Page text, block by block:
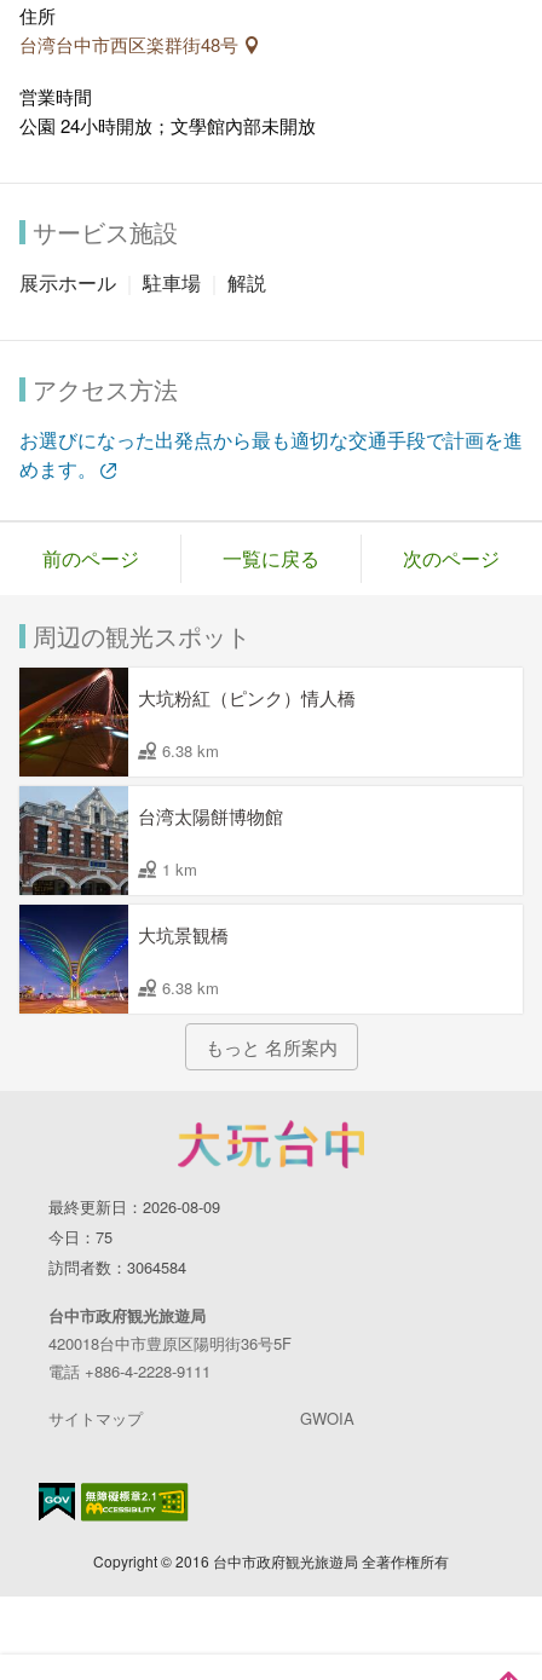
住所
台湾台中市西区楽群街48号
営業時間
公園 24小時開放；文學館內部未開放
サービス施設
展示ホール 駐車場 解説
アクセス方法
お選びになった出発点から最も適切な交通手段で計画を進
めます。
前のページ 一覧に戻る 次のページ
周辺の観光スポット
大坑粉紅（ピンク）情人橋
6.38 km
台湾太陽餅博物館
1 km
大坑景観橋
6.38 km
もっと 名所案内
最終更新日：2026-08-09
今日：75
訪問者数：3064584
台中市政府観光旅遊局
420018台中市豊原区陽明街36号5F
電話 +886-4-2228-9111
サイトマップ GWOIA
Copyright © 2016 台中市政府観光旅遊局 全著作権所有